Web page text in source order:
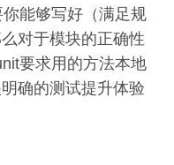
能够写好（满足规
对于模块的正确性
要求用的方法本地
确的测试提升体验